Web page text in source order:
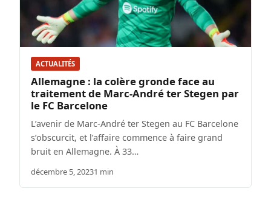
ACTUALITÉS
Allemagne : la colère gronde face au
traitement de Marc-André ter Stegen par
le FC Barcelone
L’avenir de Marc-André ter Stegen au FC Barcelone
s’obscurcit, et l’affaire commence à faire grand
bruit en Allemagne. À 33…
décembre 5, 20231 min